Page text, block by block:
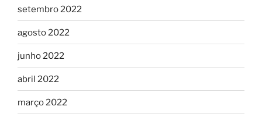
setembro 2022
agosto 2022
junho 2022
abril 2022
março 2022